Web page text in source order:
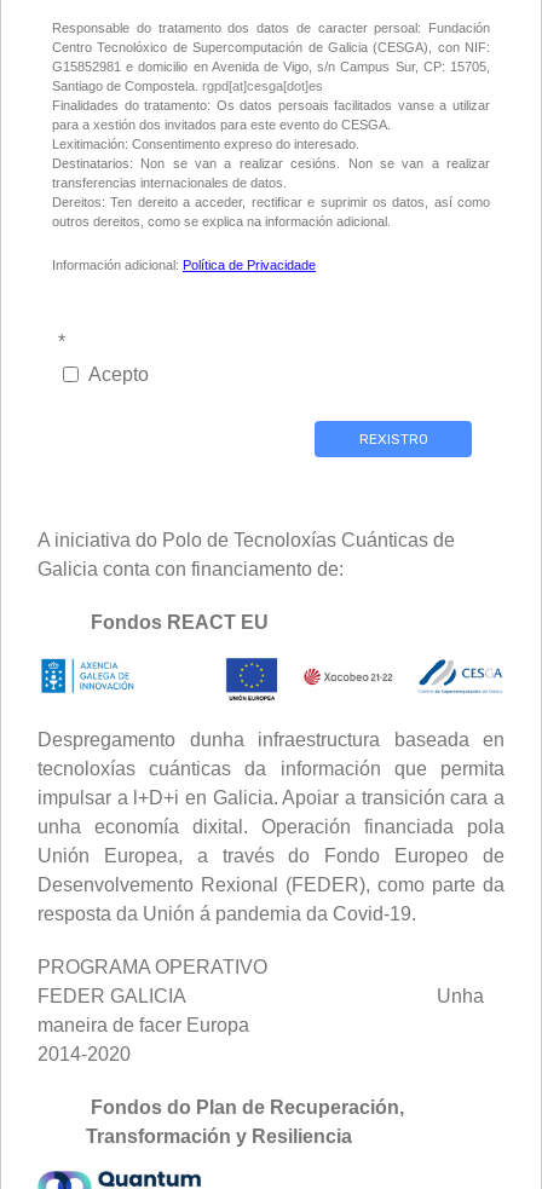
Responsable do tratamento dos datos de caracter persoal: Fundación
Centro Tecnolóxico de Supercomputación de Galicia (CESGA), con NIF:
G15852981 e domicilio en Avenida de Vigo, s/n Campus Sur, CP: 15705,
Santiago de Compostela. rgpd[at]cesga[dot]es
Finalidades do tratamento: Os datos persoais facilitados vanse a utilizar
para a xestión dos invitados para este evento do CESGA.
Lexitimación: Consentimento expreso do interesado.
Destinatarios: Non se van a realizar cesións. Non se van a realizar
transferencias internacionales de datos.
Dereitos: Ten dereito a acceder, rectificar e suprimir os datos, así como
outros dereitos, como se explica na información adicional.
Información adicional: Política de Privacidade
*
Acepto
REXISTRO
A iniciativa do Polo de Tecnoloxías Cuánticas de
Galicia conta con financiamento de:
Fondos REACT EU
Despregamento dunha infraestructura baseada en
tecnoloxías cuánticas da información que permita
impulsar a l+D+i en Galicia. Apoiar a transición cara a
unha economía dixital. Operación financiada pola
Unión Europea, a través do Fondo Europeo de
Desenvolvemento Rexional (FEDER), como parte da
resposta da Unión á pandemia da Covid-19.
PROGRAMA OPERATIVO
FEDER GALICIA Unha
maneira de facer Europa
2014-2020
Fondos do Plan de Recuperación,
Transformación y Resiliencia